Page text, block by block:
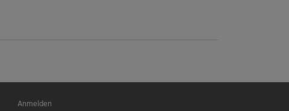
Benutzermenü
Anmelden